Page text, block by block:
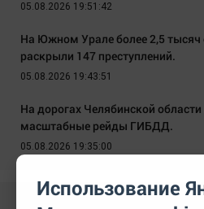
05.08.2026 19:51:42
На Южном Урале более 2,5 тысяч
раскрыли 147 преступлений.
05.08.2026 19:43:51
На дорогах Челябинской
масштабные рейды ГИБДД.
05.08.2026 19:35:00
Использование